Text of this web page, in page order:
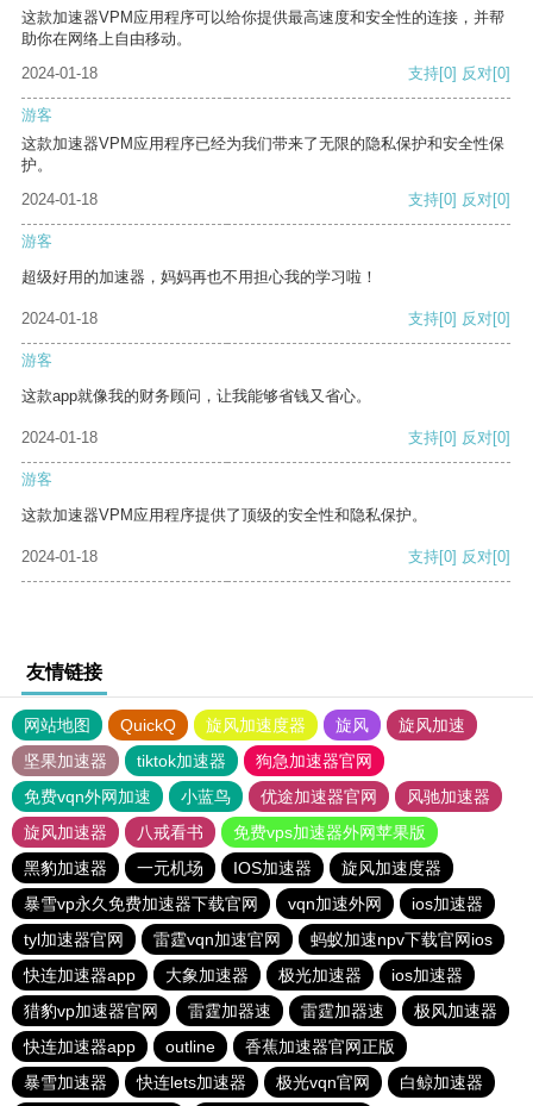
这款加速器VPM应用程序可以给你提供最高速度和安全性的连接，并帮
助你在网络上自由移动。
2024-01-18
支持[0] 反对[0]
游客
这款加速器VPM应用程序已经为我们带来了无限的隐私保护和安全性保
护。
2024-01-18
支持[0] 反对[0]
游客
超级好用的加速器，妈妈再也不用担心我的学习啦！
2024-01-18 支持[0] 反对[0]
游客
这款app就像我的财务顾问，让我能够省钱又省心。
2024-01-18 支持[0] 反对[0]
游客
这款加速器VPM应用程序提供了顶级的安全性和隐私保护。
2024-01-18 支持[0] 反对[0]
友情链接
网站地图 QuickQ 旋风加速度器 旋风
旋风加速
坚果加速器
tiktok加速器
狗急加速器官网
免费vqn外网加速
小蓝鸟 优途加速器官网
风驰加速器
旋风加速器
八戒看书
免费vps加速器外网苹果版
黑豹加速器
一元机场 IOS加速器
旋风加速度器
暴雪vp永久免费加速器下载官网
vqn加速外网
ios加速器
tyl加速器官网
雷霆vqn加速官网
蚂蚁加速npv下载官网ios
快连加速器app
大象加速器 极光加速器
ios加速器
猎豹vp加速器官网
雷霆加器速 雷霆加器速
极风加速器
快连加速器app
outline
香蕉加速器官网正版
暴雪加速器
快连lets加速器 极光vqn官网 白鲸加速器